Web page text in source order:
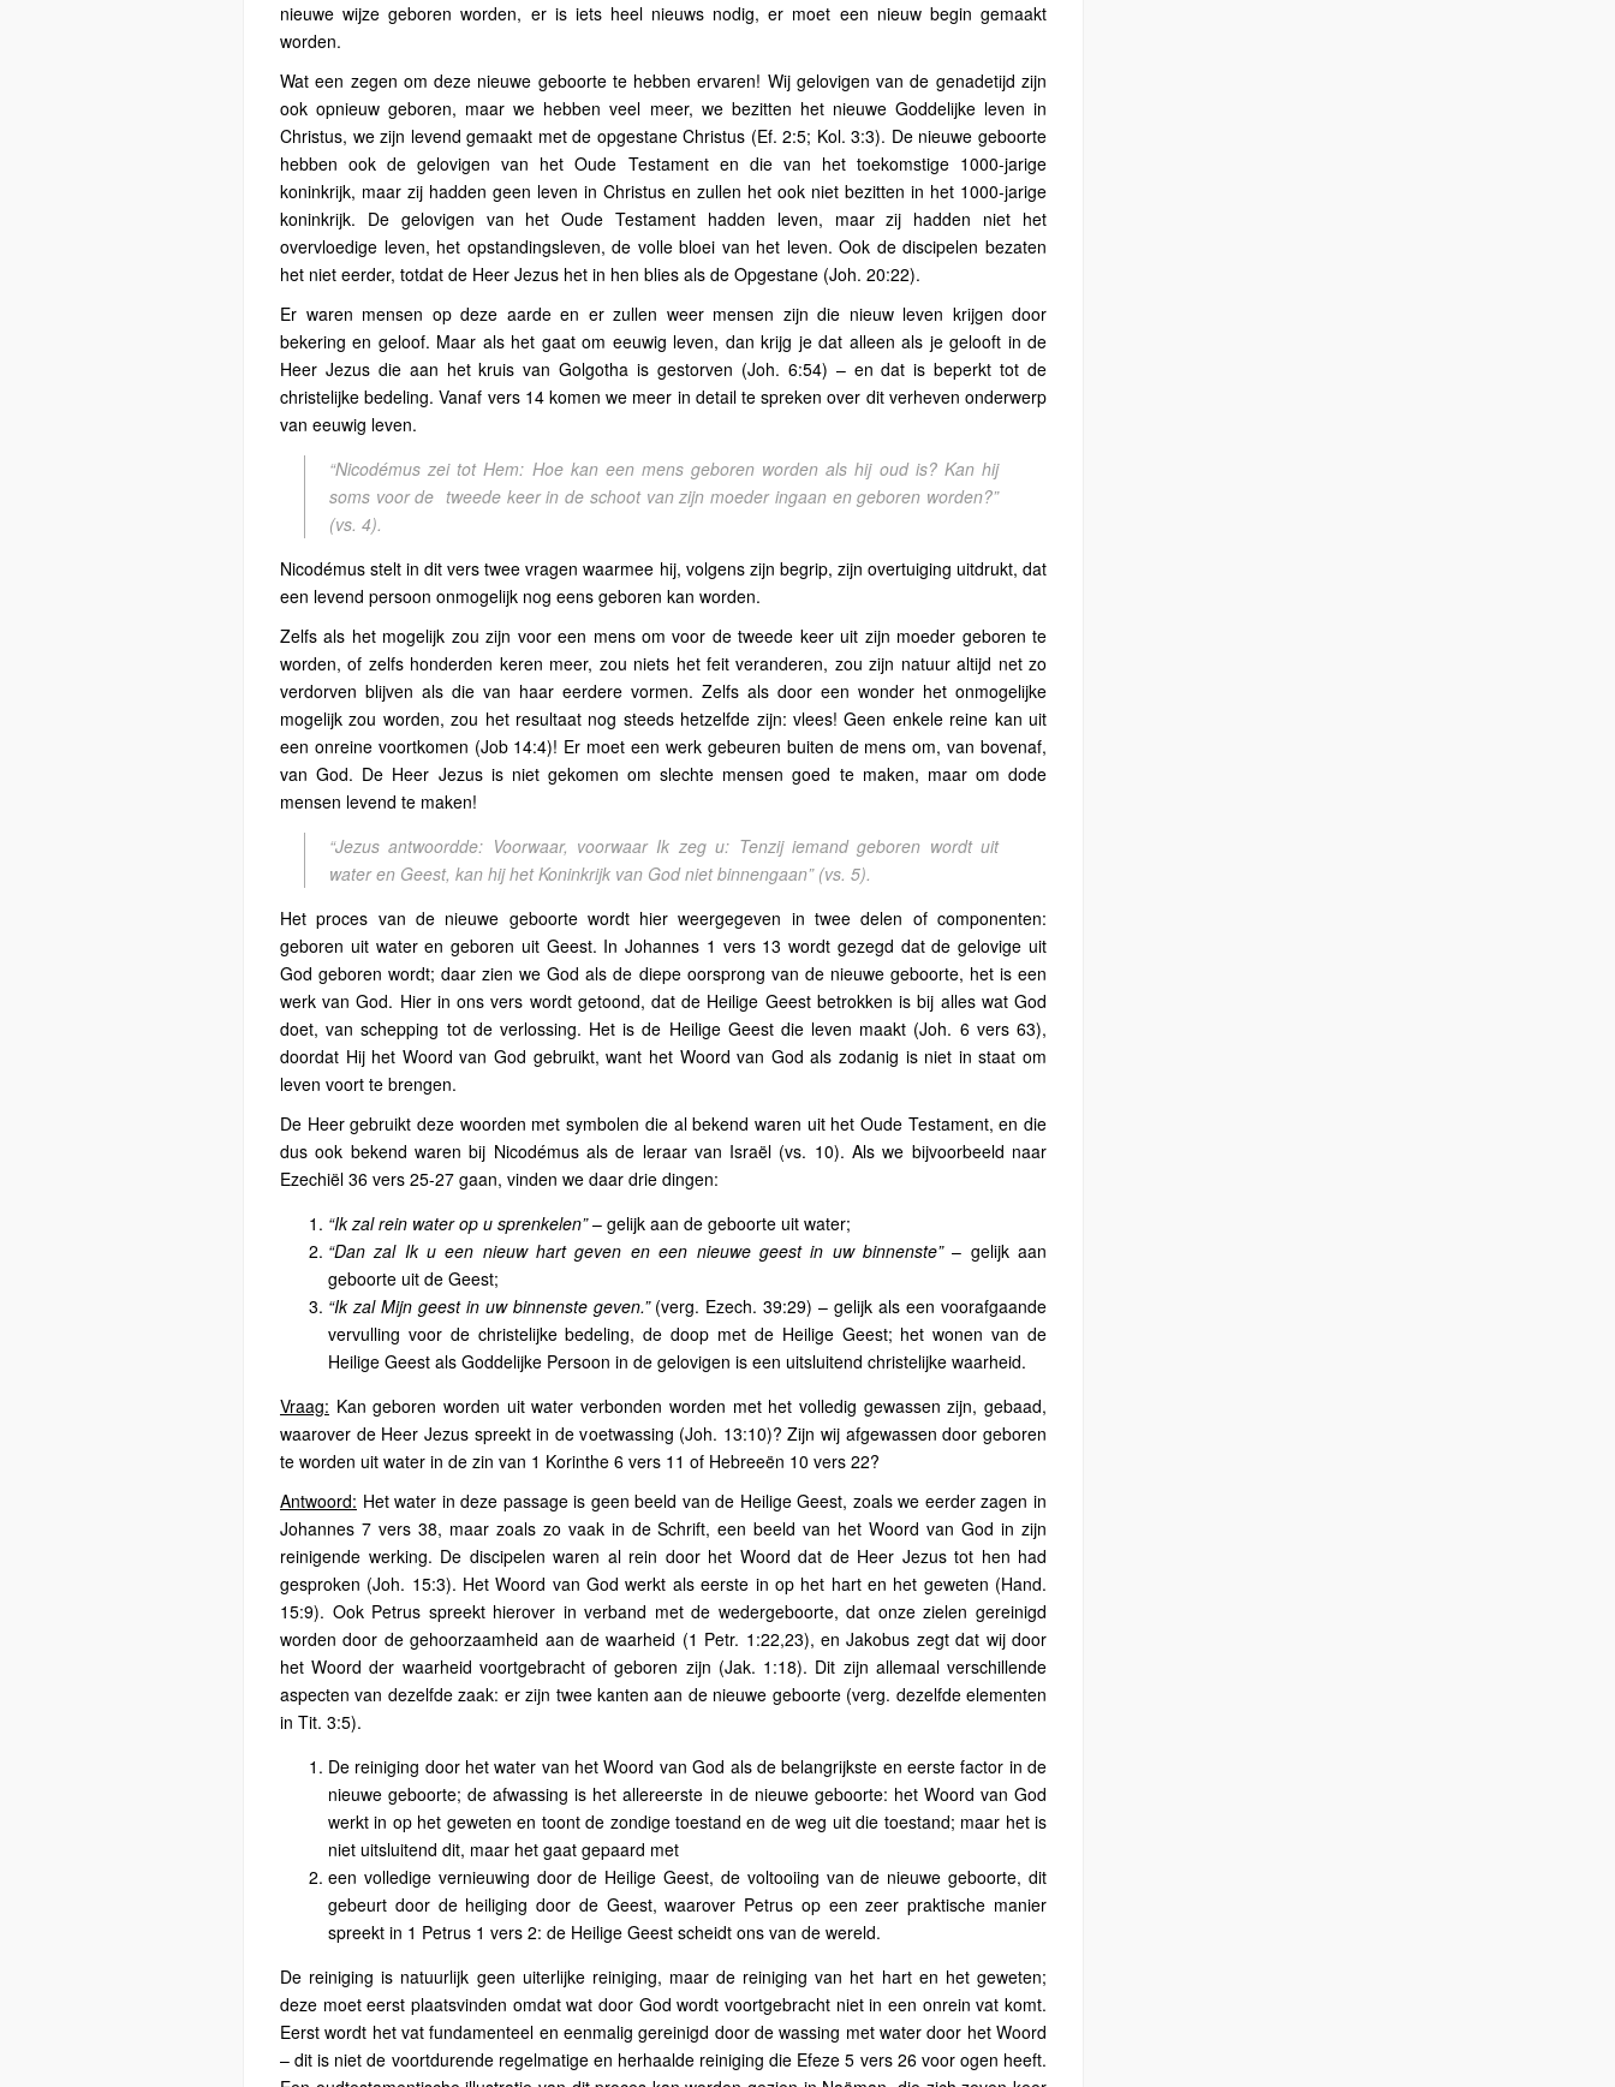
nieuwe wijze geboren worden, er is iets heel nieuws nodig, er moet een nieuw begin gemaakt
worden.
Wat een zegen om deze nieuwe geboorte te hebben ervaren! Wij gelovigen van de genadetijd zijn
ook opnieuw geboren, maar we hebben veel meer, we bezitten het nieuwe Goddelijke leven in
Christus, we zijn levend gemaakt met de opgestane Christus (Ef. 2:5; Kol. 3:3). De nieuwe geboorte
hebben ook de gelovigen van het Oude Testament en die van het toekomstige 1000-jarige
koninkrijk, maar zij hadden geen leven in Christus en zullen het ook niet bezitten in het 1000-jarige
koninkrijk. De gelovigen van het Oude Testament hadden leven, maar zij hadden niet het
overvloedige leven, het opstandingsleven, de volle bloei van het leven. Ook de discipelen bezaten
het niet eerder, totdat de Heer Jezus het in hen blies als de Opgestane (Joh. 20:22).
Er waren mensen op deze aarde en er zullen weer mensen zijn die nieuw leven krijgen door
bekering en geloof. Maar als het gaat om eeuwig leven, dan krijg je dat alleen als je gelooft in de
Heer Jezus die aan het kruis van Golgotha is gestorven (Joh. 6:54) – en dat is beperkt tot de
christelijke bedeling. Vanaf vers 14 komen we meer in detail te spreken over dit verheven onderwerp
van eeuwig leven.
“Nicodémus zei tot Hem: Hoe kan een mens geboren worden als hij oud is? Kan hij
soms voor de tweede keer in de schoot van zijn moeder ingaan en geboren worden?”
(vs. 4).
Nicodémus stelt in dit vers twee vragen waarmee hij, volgens zijn begrip, zijn overtuiging uitdrukt, dat
een levend persoon onmogelijk nog eens geboren kan worden.
Zelfs als het mogelijk zou zijn voor een mens om voor de tweede keer uit zijn moeder geboren te
worden, of zelfs honderden keren meer, zou niets het feit veranderen, zou zijn natuur altijd net zo
verdorven blijven als die van haar eerdere vormen. Zelfs als door een wonder het onmogelijke
mogelijk zou worden, zou het resultaat nog steeds hetzelfde zijn: vlees! Geen enkele reine kan uit
een onreine voortkomen (Job 14:4)! Er moet een werk gebeuren buiten de mens om, van bovenaf,
van God. De Heer Jezus is niet gekomen om slechte mensen goed te maken, maar om dode
mensen levend te maken!
“Jezus antwoordde: Voorwaar, voorwaar Ik zeg u: Tenzij iemand geboren wordt uit
water en Geest, kan hij het Koninkrijk van God niet binnengaan”(vs. 5).
Het proces van de nieuwe geboorte wordt hier weergegeven in twee delen of componenten:
geboren uit water en geboren uit Geest. In Johannes 1 vers 13 wordt gezegd dat de gelovige uit
God geboren wordt; daar zien we God als de diepe oorsprong van de nieuwe geboorte, het is een
werk van God. Hier in ons vers wordt getoond, dat de Heilige Geest betrokken is bij alles wat God
doet, van schepping tot de verlossing. Het is de Heilige Geest die leven maakt (Joh. 6 vers 63),
doordat Hij het Woord van God gebruikt, want het Woord van God als zodanig is niet in staat om
leven voort te brengen.
De Heer gebruikt deze woorden met symbolen die al bekend waren uit het Oude Testament, en die
dus ook bekend waren bij Nicodémus als de leraar van Israël (vs. 10). Als we bijvoorbeeld naar
Ezechiël 36 vers 25-27 gaan, vinden we daar drie dingen:
“Ik zal rein water op u sprenkelen”– gelijk aan de geboorte uit water;
“Dan zal Ik u een nieuw hart geven en een nieuwe geest in uw binnenste”– gelijk aan
geboorte uit de Geest;
“Ik zal Mijn geest in uw binnenste geven.”(verg. Ezech. 39:29) – gelijk als een voorafgaande
vervulling voor de christelijke bedeling, de doop met de Heilige Geest; het wonen van de
Heilige Geest als Goddelijke Persoon in de gelovigen is een uitsluitend christelijke waarheid.
Vraag: Kan geboren worden uit water verbonden worden met het volledig gewassen zijn, gebaad,
waarover de Heer Jezus spreekt in de voetwassing (Joh. 13:10)? Zijn wij afgewassen door geboren
te worden uit water in de zin van 1 Korinthe 6 vers 11 of Hebreeën 10 vers 22?
Antwoord: Het water in deze passage is geen beeld van de Heilige Geest, zoals we eerder zagen in
Johannes 7 vers 38, maar zoals zo vaak in de Schrift, een beeld van het Woord van God in zijn
reinigende werking. De discipelen waren al rein door het Woord dat de Heer Jezus tot hen had
gesproken (Joh. 15:3). Het Woord van God werkt als eerste in op het hart en het geweten (Hand.
15:9). Ook Petrus spreekt hierover in verband met de wedergeboorte, dat onze zielen gereinigd
worden door de gehoorzaamheid aan de waarheid (1 Petr. 1:22,23), en Jakobus zegt dat wij door
het Woord der waarheid voortgebracht of geboren zijn (Jak. 1:18). Dit zijn allemaal verschillende
aspecten van dezelfde zaak: er zijn twee kanten aan de nieuwe geboorte (verg. dezelfde elementen
in Tit. 3:5).
De reiniging door het water van het Woord van God als de belangrijkste en eerste factor in de
nieuwe geboorte; de afwassing is het allereerste in de nieuwe geboorte: het Woord van God
werkt in op het geweten en toont de zondige toestand en de weg uit die toestand; maar het is
niet uitsluitend dit, maar het gaat gepaard met
een volledige vernieuwing door de Heilige Geest, de voltooiing van de nieuwe geboorte, dit
gebeurt door de heiliging door de Geest, waarover Petrus op een zeer praktische manier
spreekt in 1 Petrus 1 vers 2: de Heilige Geest scheidt ons van de wereld.
De reiniging is natuurlijk geen uiterlijke reiniging, maar de reiniging van het hart en het geweten;
deze moet eerst plaatsvinden omdat wat door God wordt voortgebracht niet in een onrein vat komt.
Eerst wordt het vat fundamenteel en eenmalig gereinigd door de wassing met water door het Woord
– dit is niet de voortdurende regelmatige en herhaalde reiniging die Efeze 5 vers 26 voor ogen heeft.